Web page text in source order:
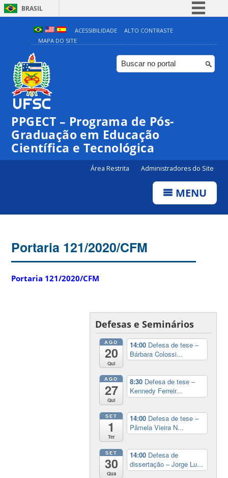
BRASIL
Simplifique!
Comunica BR
Participe
ACESSIBILIDADE
ALTO CONTRASTE
MAPA DO SITE
PPGECT – Programa de Pós-
Graduação em Educação
Científica e Tecnológica
Área Restrita Administradores do Site
MENU
Portaria 121/2020/CFM
Portaria 121/2020/CFM
Defesas e Seminários
AGO
20
Qui
14:00 Defesa de tese –
Bárbara Colossi...
AGO
27
Qui
8:30 Defesa de tese –
Kennedy Ferreir...
SET
1
Ter
14:00 Defesa de tese –
Pâmela Vieira N...
SET
30
Qua
14:00 Defesa de
dissertação – Jorge Lu...